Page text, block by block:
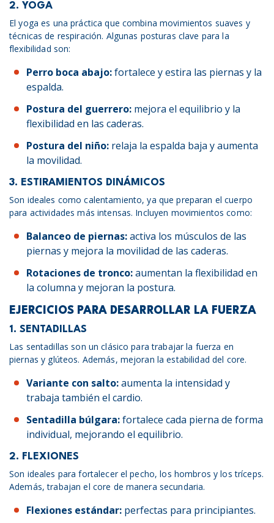
2. YOGA
El yoga es una práctica que combina movimientos suaves y
técnicas de respiración. Algunas posturas clave para la
flexibilidad son:
Perro boca abajo:fortalece y estira las piernas y la
espalda.
Postura del guerrero: mejora el equilibrio y la
flexibilidad en las caderas.
Postura del niño: relaja la espalda baja y aumenta
la movilidad.
3. ESTIRAMIENTOS DINÁMICOS
Son ideales como calentamiento, ya que preparan el cuerpo
para actividades más intensas. Incluyen movimientos como:
Balanceo de piernas:activa los músculos de las
piernas y mejora la movilidad de las caderas.
Rotaciones de tronco:aumentan la flexibilidad en
la columna y mejoran la postura.
EJERCICIOS PARA DESARROLLAR LA FUERZA
1. SENTADILLAS
Las sentadillas son un clásico para trabajar la fuerza en
piernas y glúteos. Además, mejoran la estabilidad del core.
Variante con salto:aumenta la intensidad y
trabaja también el cardio.
Sentadilla búlgara:fortalece cada pierna de forma
individual, mejorando el equilibrio.
2. FLEXIONES
Son ideales para fortalecer el pecho, los hombros y los tríceps.
Además, trabajan el core de manera secundaria.
Flexiones estándar: perfectas para principiantes.